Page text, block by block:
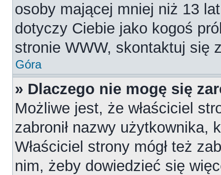
osoby mającej mniej niż 13
dotyczy Ciebie jako kogoś
stronie WWW, skontaktuj się
Góra
» Dlaczego nie mogę się
Możliwe jest, że właściciel
zabronił nazwy użytkownika,
Właściciel strony mógł też
nim, żeby dowiedzieć się